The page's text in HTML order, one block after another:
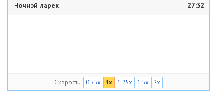
Ночной ларек 27:32
Скорость 0.75x 1x 1.25x 1.5x 2x